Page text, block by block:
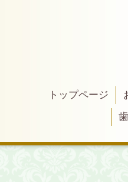
トップページ